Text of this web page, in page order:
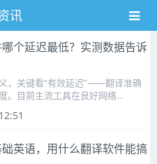
讯
个延迟最低？实测数据告诉
，关键看“有效延迟”——翻译准确
。目前主流工具在良好网络...
英语，用什么翻译软件能搞